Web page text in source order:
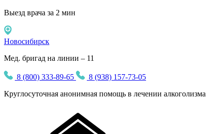
Выезд врача за 2 мин
Новосибирск
Мед. бригад на линии – 11
8 (800) 333-89-65
8 (938) 157-73-05
Круглосуточная анонимная помощь в лечении алкоголизма